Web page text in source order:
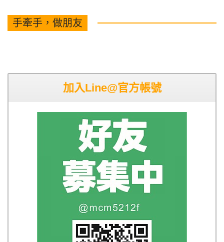
手牽手，做朋友
加入Line@官方帳號